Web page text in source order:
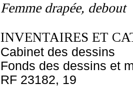
Femme drapée, debout
INVENTAIRES ET
Cabinet des dessins
Fonds des dessins et
RF 23182, 19